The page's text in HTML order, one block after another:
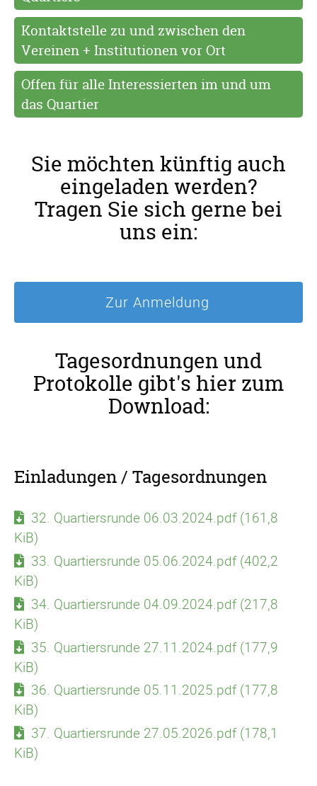
Kontaktstelle zu und zwischen den
Vereinen + Institutionen vor Ort
Offen für alle Interessierten im und um
das Quartier
Sie möchten künftig auch
eingeladen werden?
Tragen Sie sich gerne bei
uns ein:
Zur Anmeldung
Tagesordnungen und
Protokolle gibt's hier zum
Download:
Einladungen / Tagesordnungen
32. Quartiersrunde 06.03.2024.pdf(161,8
KiB)
33. Quartiersrunde 05.06.2024.pdf(402,2
KiB)
34. Quartiersrunde 04.09.2024.pdf(217,8
KiB)
35. Quartiersrunde 27.11.2024.pdf(177,9
KiB)
36. Quartiersrunde 05.11.2025.pdf(177,8
KiB)
37. Quartiersrunde 27.05.2026.pdf(178,1
KiB)